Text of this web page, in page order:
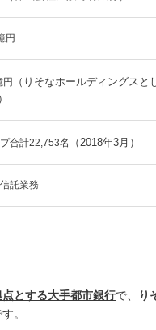
円
円
（りそなホールディングスと
合計22,753名 （2018年3月）
託業務
点とする大手都市銀行で、
り
。